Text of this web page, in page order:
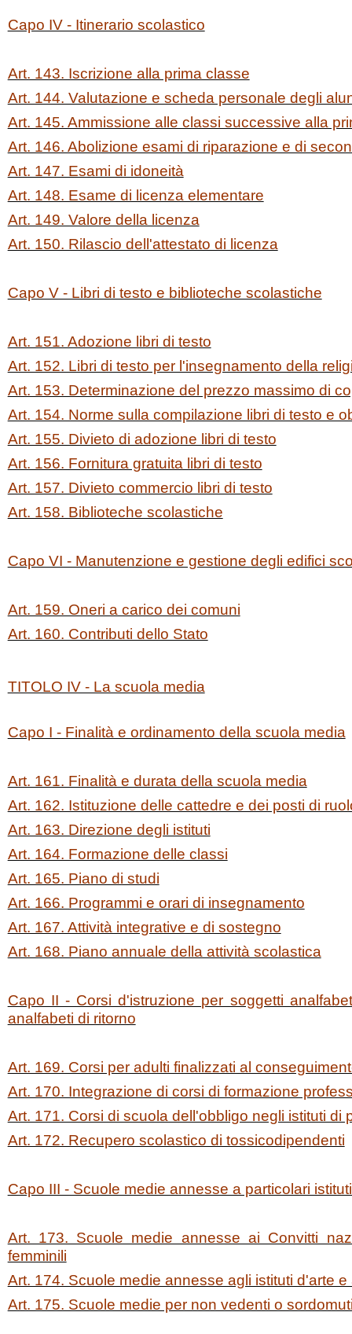
Capo IV - Itinerario scolastico
Art. 143. Iscrizione alla prima classe
Art. 144. Valutazione e scheda personale degli
Art. 145. Ammissione alle classi successive alla
Art. 146. Abolizione esami di riparazione e di
Art. 147. Esami di idoneità
Art. 148. Esame di licenza elementare
Art. 149. Valore della licenza
Art. 150. Rilascio dell'attestato di licenza
Capo V - Libri di testo e biblioteche scolastiche
Art. 151. Adozione libri di testo
Art. 152. Libri di testo per l'insegnamento della
Art. 153. Determinazione del prezzo massimo di
Art. 154. Norme sulla compilazione libri di testo e
Art. 155. Divieto di adozione libri di testo
Art. 156. Fornitura gratuita libri di testo
Art. 157. Divieto commercio libri di testo
Art. 158. Biblioteche scolastiche
Capo VI - Manutenzione e gestione degli edifici
Art. 159. Oneri a carico dei comuni
Art. 160. Contributi dello Stato
TITOLO IV - La scuola media
Capo I - Finalità e ordinamento della scuola media
Art. 161. Finalità e durata della scuola media
Art. 162. Istituzione delle cattedre e dei posti di
Art. 163. Direzione degli istituti
Art. 164. Formazione delle classi
Art. 165. Piano di studi
Art. 166. Programmi e orari di insegnamento
Art. 167. Attività integrative e di sostegno
Art. 168. Piano annuale della attività scolastica
Capo II - Corsi d'istruzione per soggetti
analfabeti di ritorno
Art. 169. Corsi per adulti finalizzati al
Art. 170. Integrazione di corsi di formazione
Art. 171. Corsi di scuola dell'obbligo negli istituti di
Art. 172. Recupero scolastico di tossicodipendenti
Capo III - Scuole medie annesse a particolari
Art. 173. Scuole medie annesse ai Convitti
femminili
Art. 174. Scuole medie annesse agli istituti d'arte
Art. 175. Scuole medie per non vedenti o